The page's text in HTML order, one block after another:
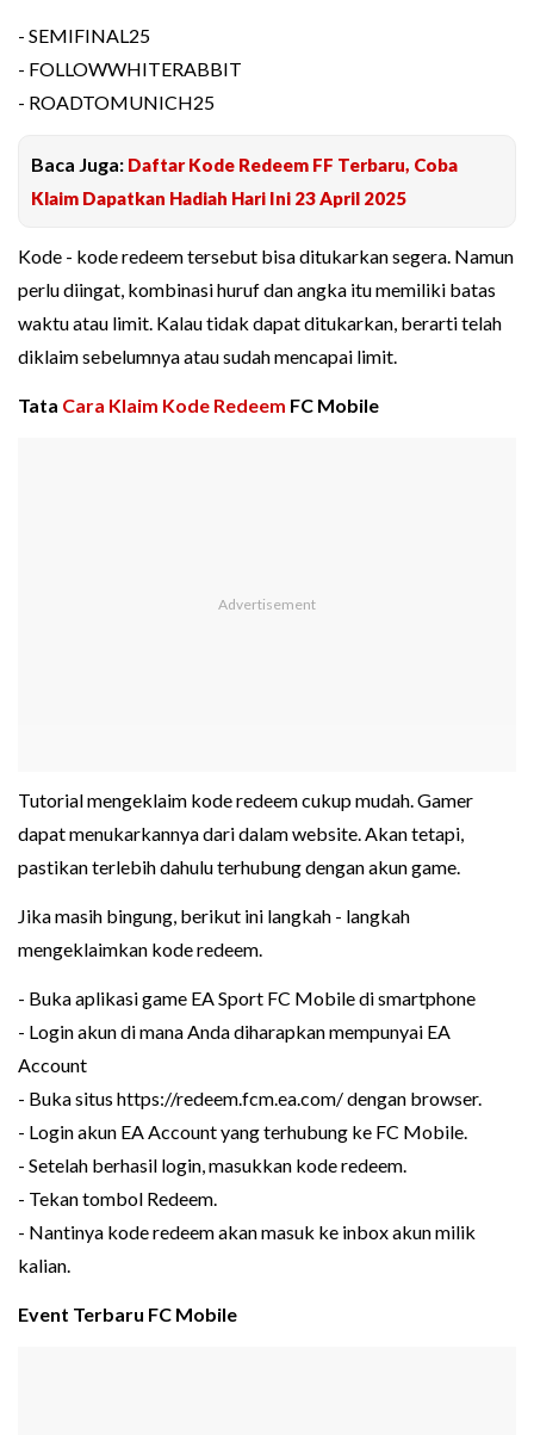
- SEMIFINAL25
- FOLLOWWHITERABBIT
- ROADTOMUNICH25
Baca Juga: Daftar Kode Redeem FF Terbaru, Coba
Klaim Dapatkan Hadiah Hari Ini 23 April 2025
Kode - kode redeem tersebut bisa ditukarkan segera. Namun
perlu diingat, kombinasi huruf dan angka itu memiliki batas
waktu atau limit. Kalau tidak dapat ditukarkan, berarti telah
diklaim sebelumnya atau sudah mencapai limit.
Tata Cara Klaim Kode Redeem FC Mobile
Tutorial mengeklaim kode redeem cukup mudah. Gamer
dapat menukarkannya dari dalam website. Akan tetapi,
pastikan terlebih dahulu terhubung dengan akun game.
Jika masih bingung, berikut ini langkah - langkah
mengeklaimkan kode redeem.
- Buka aplikasi game EA Sport FC Mobile di smartphone
- Login akun di mana Anda diharapkan mempunyai EA
Account
- Buka situs https://redeem.fcm.ea.com/ dengan browser.
- Login akun EA Account yang terhubung ke FC Mobile.
- Setelah berhasil login, masukkan kode redeem.
- Tekan tombol Redeem.
- Nantinya kode redeem akan masuk ke inbox akun milik
kalian.
Event Terbaru FC Mobile